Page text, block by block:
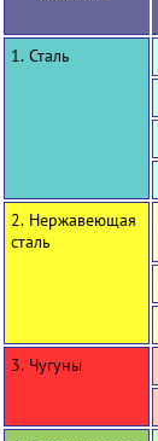
1. Сталь
2. Нержавеющая
сталь
3. Чугуны